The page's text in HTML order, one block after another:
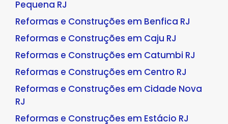
Pequena RJ
Reformas e Construções em Benfica RJ
Reformas e Construções em Caju RJ
Reformas e Construções em Catumbi RJ
Reformas e Construções em Centro RJ
Reformas e Construções em Cidade Nova
RJ
Reformas e Construções em Estácio RJ